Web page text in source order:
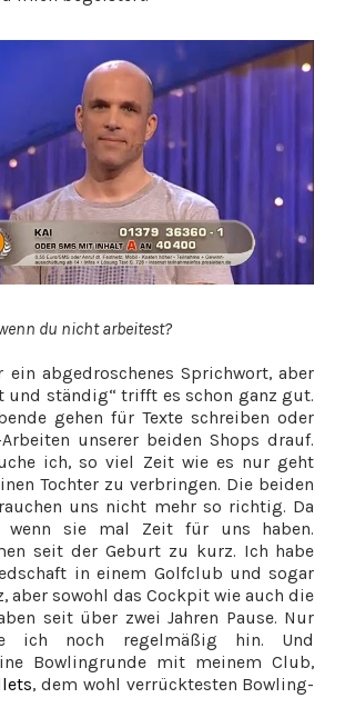
du nicht arbeitest?
ein abgedroschenes Sprichwort, aber
und ständig“ trifft es schon ganz gut.
gehen für Texte schreiben oder
unserer beiden Shops drauf.
ich, so viel Zeit wie es nur geht
Tochter zu verbringen. Die beiden
uns nicht mehr so richtig. Da
wenn sie mal Zeit für uns haben.
seit der Geburt zu kurz. Ich habe
in einem Golfclub und sogar
aber sowohl das Cockpit wie auch die
seit über zwei Jahren Pause. Nur
ich noch regelmäßig hin. Und
Bowlingrunde mit meinem Club,
, dem wohl verrücktesten Bowling-